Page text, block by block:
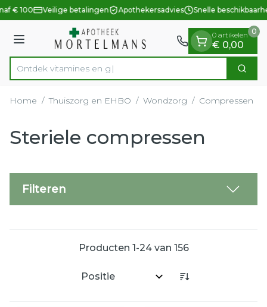
Ga naar de inhoud
1 van 1
€ 100 Veilige betalingen Apothekersadvies Snelle
Menu
Product, merk, categorie...
Ontdek vitamines en gezondheidsb Zoek
0 artikelen
€ 0,00
0
Home / Thuiszorg en EHBO / Wondzorg / Compressen
Steriele compressen
Filteren
Producten 1 -24van 156
Sorteer op: